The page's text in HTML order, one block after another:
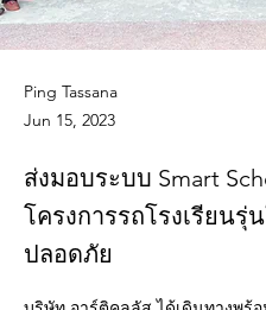
Ping Tassana
Jun 15, 2023
ส่งมอบระบบ Smart
โครงการรถโรงเรียนรุ่
ปลอดภัย